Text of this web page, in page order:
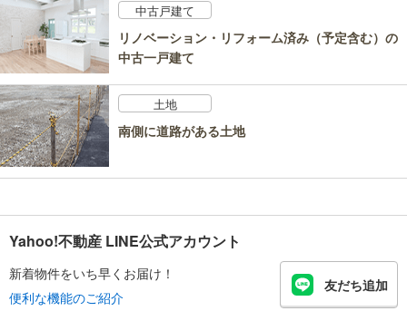
中古戸建て
リノベーション・リフォーム済み（予定含む）の
中古一戸建て
土地
南側に道路がある土地
Yahoo!不動産 LINE公式アカウント
新着物件をいち早くお届け！
便利な機能のご紹介
友だち追加